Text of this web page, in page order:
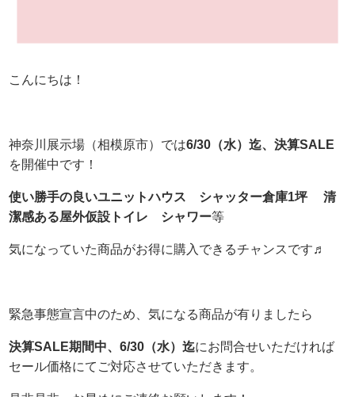
こんにちは！
神奈川展示場（相模原市）では6/30（水）迄、決算SALE
を開催中です！
使い勝手の良いユニットハウス シャッター倉庫1坪
清
潔感ある屋外仮設トイレ シャワー等
気になっていた商品がお得に購入できるチャンスです♬
緊急事態宣言中のため、気になる商品が有りましたら
決算SALE期間中、6/30（水）迄にお問合せいただければ
セール価格にてご対応させていただきます。